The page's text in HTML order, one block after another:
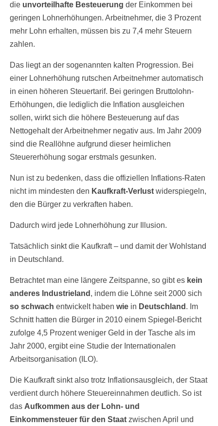
die unvorteilhafte Besteuerung der Einkommen bei
geringen Lohnerhöhungen. Arbeitnehmer, die 3 Prozent
mehr Lohn erhalten, müssen bis zu 7,4 mehr Steuern
zahlen.
Das liegt an der sogenannten kalten Progression. Bei
einer Lohnerhöhung rutschen Arbeitnehmer automatisch
in einen höheren Steuertarif. Bei geringen Bruttolohn-
Erhöhungen, die lediglich die Inflation ausgleichen
sollen, wirkt sich die höhere Besteuerung auf das
Nettogehalt der Arbeitnehmer negativ aus. Im Jahr 2009
sind die Reallöhne aufgrund dieser heimlichen
Steuererhöhung sogar erstmals gesunken.
Nun ist zu bedenken, dass die offiziellen Inflations-Raten
nicht im mindesten den Kaufkraft-Verlust widerspiegeln,
den die Bürger zu verkraften haben.
Dadurch wird jede Lohnerhöhung zur Illusion.
Tatsächlich sinkt die Kaufkraft – und damit der Wohlstand
in Deutschland.
Betrachtet man eine längere Zeitspanne, so gibt es kein
anderes Industrieland , indem die Löhne seit 2000 sich
so schwach entwickelt haben wie in Deutschland . Im
Schnitt hatten die Bürger in 2010 einem Spiegel-Bericht
zufolge 4,5 Prozent weniger Geld in der Tasche als im
Jahr 2000, ergibt eine Studie der Internationalen
Arbeitsorganisation (ILO).
Die Kaufkraft sinkt also trotz Inflationsausgleich, der Staat
verdient durch höhere Steuereinnahmen deutlich. So ist
das Aufkommen aus der Lohn- und
Einkommensteuer für den Staat zwischen April und